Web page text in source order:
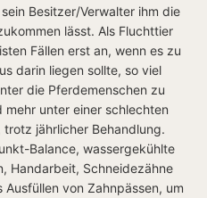
Besitzer/Verwalter ihm die
lässt. Als Fluchttier
Fällen erst an, wenn es zu
darin liegen sollte, so viel
die Pferdemenschen zu
unter einer schlechten
jährlicher Behandlung.
Balance, wassergekühlte
Handarbeit, Schneidezähne
von Zahnpässen, um